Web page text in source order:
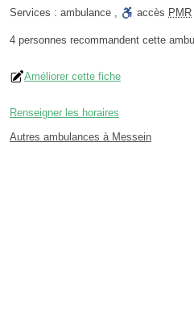
Services : ambulance , accès PMR
4 personnes recommandent cette
Améliorer cette fiche
Renseigner les horaires
Autres ambulances à Messein